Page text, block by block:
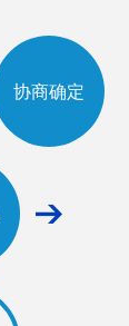
协商确定